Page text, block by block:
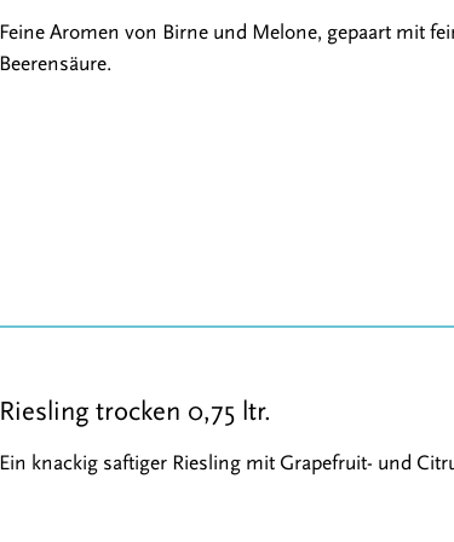
Feine Aromen von Birne und Melone, gepaart mit
Beerensäure.
Riesling trocken 0,75 ltr.
Ein knackig saftiger Riesling mit Grapefruit- und